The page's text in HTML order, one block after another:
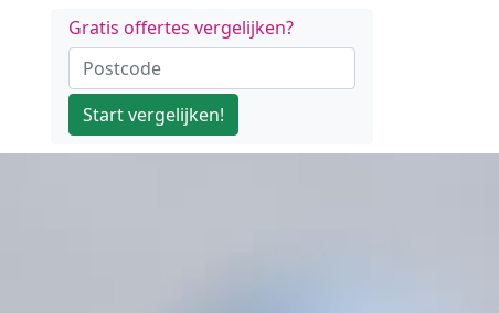
Gratis offertes vergelijken?
Start vergelijken!